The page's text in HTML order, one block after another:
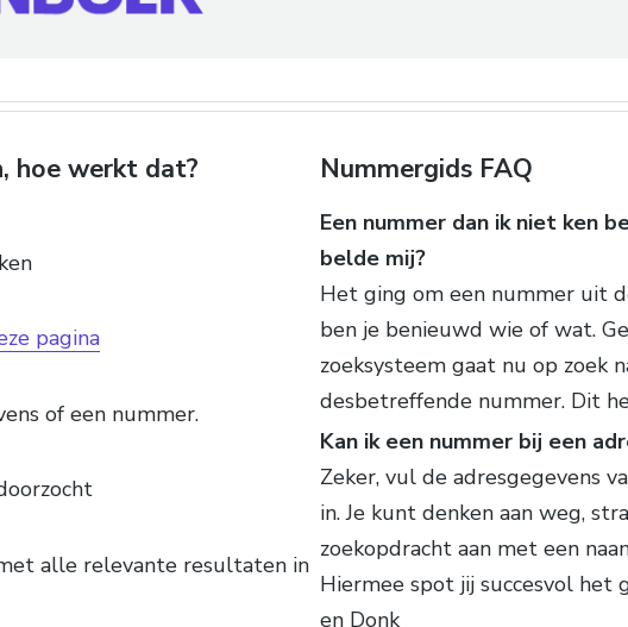
hoe werkt dat?
pagina
of een nummer.
alle relevante resultaten in
Nummergids FAQ
Een nummer dan ik niet ken
belde mij?
Het ging om een nummer uit
ben je benieuwd wie of wat.
zoeksysteem gaat nu op zoek
desbetreffende nummer. Dit
Kan ik een nummer bij een
Zeker, vul de adresgegevens
in. Je kunt denken aan weg,
zoekopdracht aan met een
Hiermee spot jij succesvol het
en Donk